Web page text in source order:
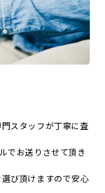
スタッフが丁寧に査
でお送りさせて頂き
び頂けますので安心